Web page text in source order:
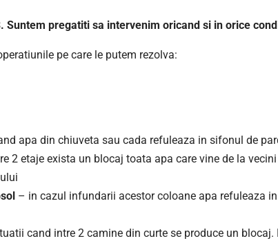
pregatiti sa intervenim oricand si in orice
pe care le putem rezolva:
apa din chiuveta sau cada refuleaza in sifonul de
2 etaje exista un blocaj toata apa care vine de la
– in cazul infundarii acestor coloane apa refuleaza
cand intre 2 camine din curte se produce un